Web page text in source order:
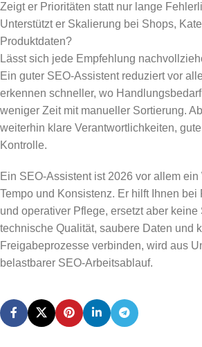
Zeigt er Prioritäten statt nur lange
Unterstützt er Skalierung bei Shops,
Produktdaten?
Lässt sich jede Empfehlung
Ein guter SEO-Assistent reduziert vor
erkennen schneller, wo
weniger Zeit mit manueller Sortierung.
weiterhin klare Verantwortlichkeiten,
Kontrolle.
Ein SEO-Assistent ist 2026 vor allem ein
Tempo und Konsistenz. Er hilft Ihnen bei
und operativer Pflege, ersetzt aber keine
technische Qualität, saubere Daten und
Freigabeprozesse verbinden, wird aus
belastbarer SEO-Arbeitsablauf.